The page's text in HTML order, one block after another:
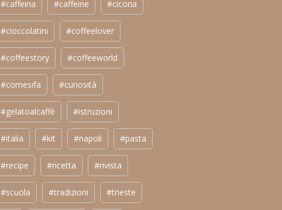
#caffeina #caffeine #cicoria
#cioccolatini #coffeelover
#coffeestory #coffeeworld
#comesifa #curiosità
#gelatoalcaffè #istruzioni
#italia #kit #napoli #pasta
#recipe #ricetta #rivista
#scuola #tradizioni #trieste